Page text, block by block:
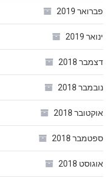
פברואר 2019
ינואר 2019
דצמבר 2018
נובמבר 2018
אוקטובר 2018
ספטמבר 2018
אוגוסט 2018